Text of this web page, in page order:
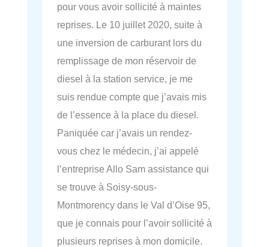
pour vous avoir sollicité à maintes
reprises. Le 10 juillet 2020, suite à
une inversion de carburant lors du
remplissage de mon réservoir de
diesel à la station service, je me
suis rendue compte que j’avais mis
de l’essence à la place du diesel.
Paniquée car j’avais un rendez-
vous chez le médecin, j’ai appelé
l’entreprise Allo Sam assistance qui
se trouve à Soisy-sous-
Montmorency dans le Val d’Oise 95,
que je connais pour l’avoir sollicité à
plusieurs reprises à mon domicile.